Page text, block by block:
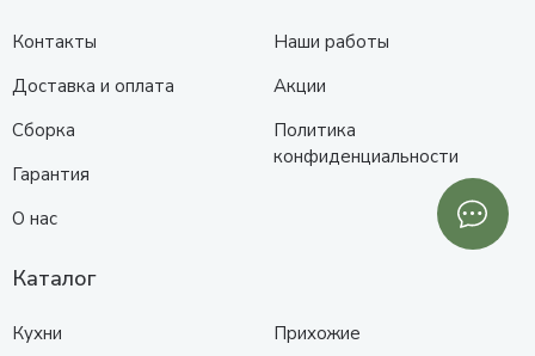
Контакты
Доставка и оплата
Сборка
Гарантия
О нас
Наши работы
Акции
Политика
конфиденциальности
Каталог
Кухни
Прихожие